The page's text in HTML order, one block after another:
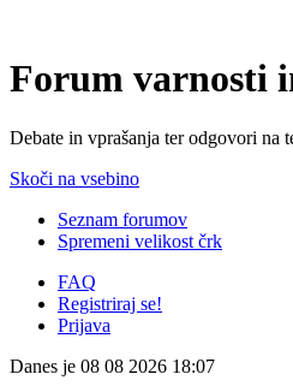
Forum varnosti
Debate in vprašanja ter odgovori na
Skoči na vsebino
Seznam forumov
Spremeni velikost črk
FAQ
Registriraj se!
Prijava
Danes je 08 08 2026 18:07